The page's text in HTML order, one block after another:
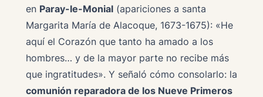
en Paray-le-Monial(apariciones a santa
Margarita María de Alacoque, 1673-1675): «He
aquí el Corazón que tanto ha amado a los
hombres… y de la mayor parte no recibe más
que ingratitudes». Y señaló cómo consolarlo: la
comunión reparadora de los Nueve Primeros